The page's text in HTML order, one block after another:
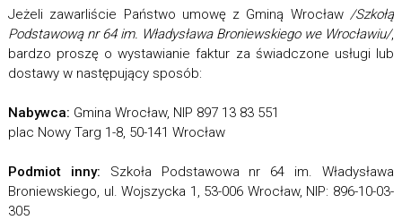
Jeżeli zawarliście Państwo umowę z Gminą Wrocław/Szkołą
Podstawową nr 64 im. Władysława Broniewskiego we Wrocławiu/,
bardzo proszę o wystawianie faktur za świadczone usługi lub
dostawy w następujący sposób:
Nabywca: Gmina Wrocław, NIP 897 13 83 551
plac Nowy Targ 1-8, 50-141 Wrocław
Podmiot inny: Szkoła Podstawowa nr 64 im. Władysława
Broniewskiego, ul. Wojszycka 1, 53-006 Wrocław, NIP: 896-10-03-
305